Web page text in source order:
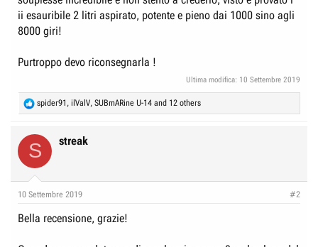
ii esauribile 2 litri aspirato, potente e pieno dai 1000 sino agli
8000 giri!
Purtroppo devo riconsegnarla !
Ultima modifica: 10 Settembre 2019
R
e
c
t
s
spider91 , ilValV, SUBmARine U-14 and 12 others
S streak
10 Settembre 2019 #2
Bella recensione, grazie!